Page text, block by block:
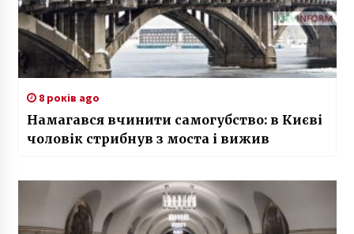
8 років ago
Намагався вчинити самогубство: в Києві
чоловік стрибнув з моста і вижив